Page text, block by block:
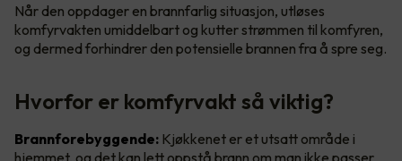
Når den oppdager en brannfarlig situasjon, utløses
komfyrvakten umiddelbart og kutter strømmen til komfyren,
og dermed forhindrer den potensielle brannen fra å spre seg.
Hvorfor er komfyrvakt så viktig?
Brannforebyggende: Kjøkkenet er et utsatt område i
hjemmet, og det kan lett oppstå brann om man ikke passer